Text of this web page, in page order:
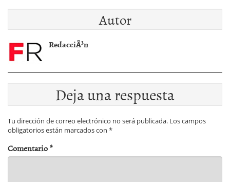
autÃ³nomos
Autor
RedacciÃ³n
Deja una respuesta
Tu dirección de correo electrónico no será publicada. Los campos
obligatorios están marcados con *
Comentario*